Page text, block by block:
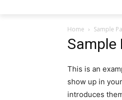
Home Sample
Sample
This is an
show up in
introduces